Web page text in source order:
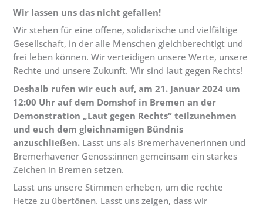
Wir lassen uns das nicht gefallen!
Wir stehen für eine offene, solidarische und vielfältige
Gesellschaft, in der alle Menschen gleichberechtigt und
frei leben können. Wir verteidigen unsere Werte, unsere
Rechte und unsere Zukunft. Wir sind laut gegen Rechts!
Deshalb rufen wir euch auf, am 21. Januar 2024 um
12:00 Uhr auf dem Domshof in Bremen an der
Demonstration „Laut gegen Rechts“ teilzunehmen
und euch dem gleichnamigen Bündnis
anzuschließen. Lasst uns als Bremerhavenerinnen und
Bremerhavener Genoss:innen gemeinsam ein starkes
Zeichen in Bremen setzen.
Lasst uns unsere Stimmen erheben, um die rechte
Hetze zu übertönen. Lasst uns zeigen, dass wir